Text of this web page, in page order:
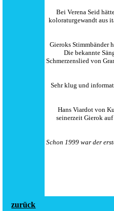
Bei Verena Seid
koloraturgewandt aus
Gieroks Stimmbänder
Die bekannte
Schmerzenslied von
Sehr klug und
Hans Viardot von
seinerzeit Gierok
Schon 1999 war der
zurück